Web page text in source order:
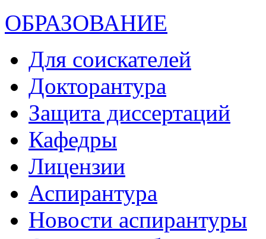
ОБРАЗОВАНИЕ
Для соискателей
Докторантура
Защита диссертаций
Кафедры
Лицензии
Аспирантура
Новости аспирантуры